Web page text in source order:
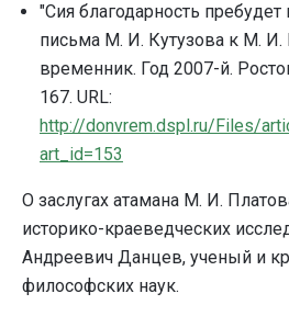
"Сия благодарность
письма М. И. Кутузова к М.
временник. Год 2007-й.
167. URL:
http://donvrem.dspl.ru/Files/
art_id=153
О заслугах атамана М. И.
историко-краеведческих
Андреевич Данцев, ученый и
философских наук.